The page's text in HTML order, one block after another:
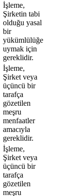
İşleme,
Şirketin tabi
olduğu yasal
bir
yükümlülüğe
uymak için
gereklidir.
İşleme,
Şirket veya
üçüncü bir
tarafça
gözetilen
meşru
menfaatler
amacıyla
gereklidir.
İşleme,
Şirket veya
üçüncü bir
tarafça
gözetilen
meşru